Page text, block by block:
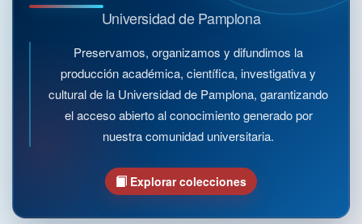
Universidad de Pamplona
Preservamos, organizamos y difundimos la
producción académica, científica, investigativa y
cultural de la Universidad de Pamplona, garantizando
el acceso abierto al conocimiento generado por
nuestra comunidad universitaria.
Explorar colecciones